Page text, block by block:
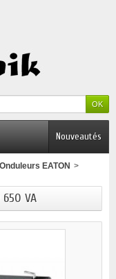
Nouveautés
Onduleurs EATON >
VA